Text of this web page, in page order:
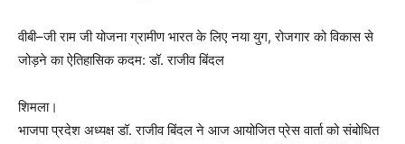
वीबी–जी राम जी योजना ग्रामीण भारत के लिए नया युग, रोजगार को विकास से
जोड़ने का ऐतिहासिक कदम: डॉ. राजीव बिंदल
शिमला।
भाजपा प्रदेश अध्यक्ष डॉ. राजीव बिंदल ने आज आयोजित प्रेस वार्ता को संबोधित